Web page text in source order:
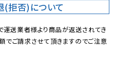
(拒否)について
送業者様より商品が返送されてき
でご請求させて頂きますのでご注意